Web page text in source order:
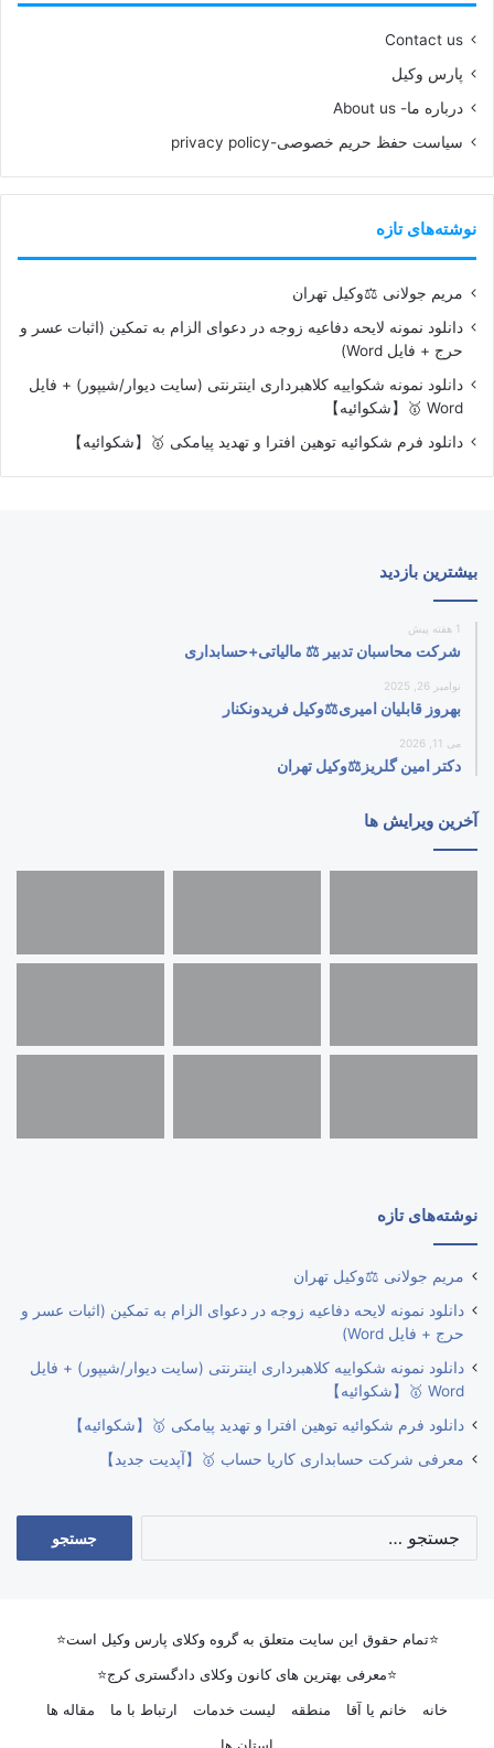
Contact us
پارس وکیل
درباره ما- About us
سیاست حفظ حریم خصوصی-privacy policy
نوشته‌های تازه
مریم جولانی ⚖️وکیل تهران
دانلود نمونه لایحه دفاعیه زوجه در دعوای الزام به تمکین (اثبات عسر و
حرج + فایل Word)
دانلود نمونه شکواییه کلاهبرداری اینترنتی (سایت دیوار/شیپور) + فایل
Word 🥇【شکوائیه】
دانلود فرم شکوائیه توهین افترا و تهدید پیامکی 🥇【شکوائیه】
بیشترین بازدید
1 هفته پیش
شرکت محاسبان تدبیر ⚖️ مالیاتی+حسابداری
نوامبر 26, 2025
بهروز قابلیان امیری⚖️وکیل فریدونکنار
می 11, 2026
دکتر امین گلریز⚖️وکیل تهران
آخرین ویرایش ها
نوشته‌های تازه
مریم جولانی ⚖️وکیل تهران
دانلود نمونه لایحه دفاعیه زوجه در دعوای الزام به تمکین (اثبات عسر و
حرج + فایل Word)
دانلود نمونه شکواییه کلاهبرداری اینترنتی (سایت دیوار/شیپور) + فایل
Word 🥇【شکوائیه】
دانلود فرم شکوائیه توهین افترا و تهدید پیامکی 🥇【شکوائیه】
معرفی شرکت حسابداری کاریا حساب 🥇【آپدیت جدید】
⭐تمام حقوق این سایت متعلق به گروه وکلای پارس وکیل است⭐
⭐معرفی بهترین های کانون وکلای دادگستری کرج⭐
خانه
خانم یا آقا منطقه لیست خدمات ارتباط با ما
مقاله ها